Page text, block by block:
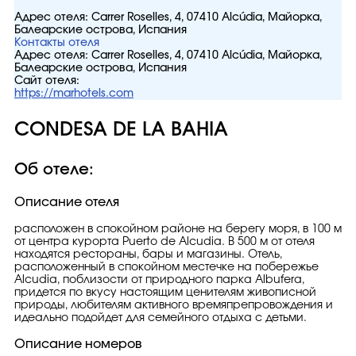
Адрес отеля: Carrer Roselles, 4, 07410 Alcúdia, Майорка,
Балеарские острова, Испания
Контакты отеля
Адрес отеля: Carrer Roselles, 4, 07410 Alcúdia, Майорка,
Балеарские острова, Испания
Сайт отеля:
https://marhotels.com
CONDESA DE LA BAHIA
Об отеле:
Описание отеля
расположен в спокойном районе на берегу моря, в 100 м
от центра курорта Puerto de Alcudia. В 500 м от отеля
находятся рестораны, бары и магазины. Отель,
расположенный в спокойном местечке на побережье
Alcudia, поблизости от природного парка Albufera,
придется по вкусу настоящим ценителям живописной
природы, любителям активного времяпрепровождения и
идеально подойдет для семейного отдыха с детьми.
Описание номеров